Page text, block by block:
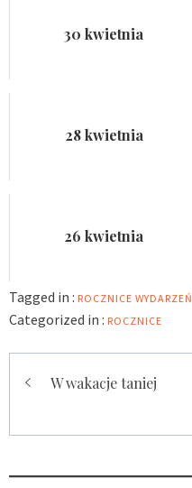
30 kwietnia
28 kwietnia
26 kwietnia
Tagged in : ROCZNICE WYDARZEŃ
Categorized in : ROCZNICE
wpisu
W wakacje taniej